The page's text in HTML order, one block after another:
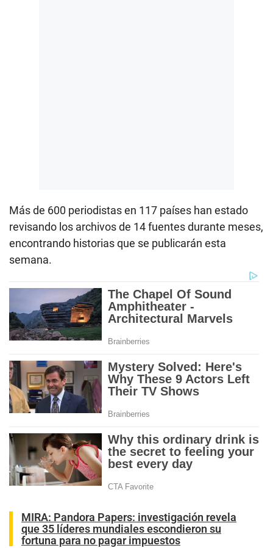
Más de 600 periodistas en 117 países han estado
revisando los archivos de 14 fuentes durante meses,
encontrando historias que se publicarán esta
semana.
MIRA: Pandora Papers: investigación revela
que 35 líderes mundiales escondieron su
fortuna para no pagar impuestos